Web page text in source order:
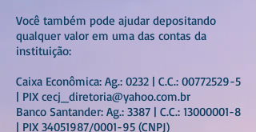
Você também pode ajudar depositando
qualquer valor em uma das contas da
instituição:
Caixa Econômica: Ag.: 0232 | C.C.: 00772529-5
| PIX cecj_diretoria@yahoo.com.br
Banco Santander: Ag.: 3387 | C.C.: 13000001-8
| PIX 34051987/0001-95 (CNPJ)